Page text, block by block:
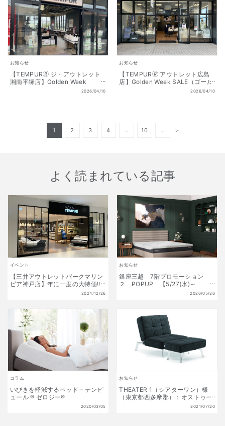
お知らせ
【TEMPUR🄬 ジ・アウトレット
湘南平塚店】Golden Week
SALE（ゴールデンウィーク セー
2026/04/10
お知らせ
【TEMPUR🄬 アウトレット広島
店】Golden Week SALE（ゴール
デンウィーク セール） 開催!!
2026/04/10
1 2 3 4 … 10 … ＞
よく読まれている記事
イベント
【三井アウトレットパークマリン
ピア神戸店】年に一度の大特価!!
初夢福袋 販売開始!! 1月1日(水)
2024/12/26
お知らせ
銀座三越 7階プロモーション
２ POPUP 【5/27(水)～
2026/05/26
コラム
いびきを軽減するベッド – テンピ
ュール ® ゼロジー®
2020/03/05
お知らせ
THEATER 1（シアターワン）様
（東京都西多摩郡）：オストゥー
2021/07/20